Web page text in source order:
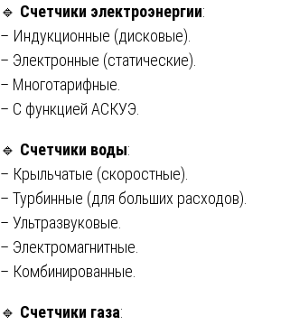
🔹 Счетчики электроэнергии:
– Индукционные (дисковые).
– Электронные (статические).
– Многотарифные.
– С функцией АСКУЭ.
🔹 Счетчики воды:
– Крыльчатые (скоростные).
– Турбинные (для больших расходов).
– Ультразвуковые.
– Электромагнитные.
– Комбинированные.
🔹 Счетчики газа: